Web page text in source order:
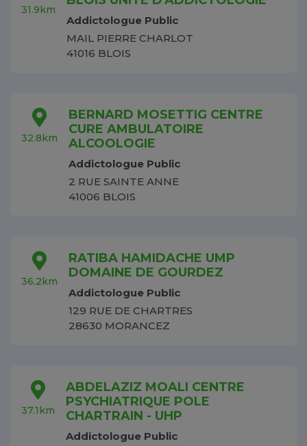
31.9km
Addictologue Public
MAIL PIERRE CHARLOT
41016 BLOIS
32.8km
BERNARD MOSETTIG CENTRE
CURE AMBULATOIRE
ALCOOLOGIE
Addictologue Public
2 RUE SAINTE ANNE
41006 BLOIS
36.2km
RATIBA HAMIDACHE UMP
DOMAINE DE GOURDEZ
Addictologue Public
129 RUE DE CHARTRES
28630 MORANCEZ
37.1km
ABDELAZIZ MOALI CENTRE
PSYCHIATRIQUE POLE
CHARTRAIN - UHP
Addictologue Public